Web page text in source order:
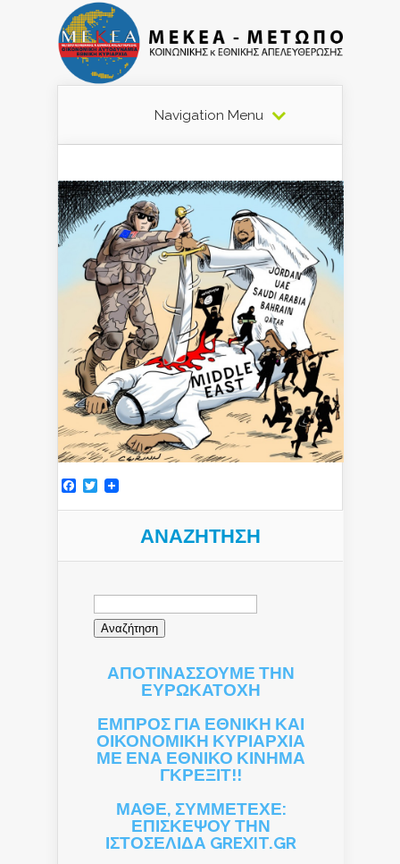
Navigation Menu
Facebook
Twitter
ΑΝΑΖΉΤΗΣΗ
Αναζήτηση
ΑΠΟΤΙΝΑΣΣΟΥΜΕ ΤΗΝ
ΕΥΡΩΚΑΤΟΧΗ
ΕΜΠΡΟΣ ΓΙΑ ΕΘΝΙΚΗ ΚΑΙ
ΟΙΚΟΝΟΜΙΚΗ ΚΥΡΙΑΡΧΙΑ
ΜΕ ΕΝΑ ΕΘΝΙΚΟ ΚΙΝΗΜΑ
ΓΚΡΕΞΙΤ!!
ΜΑΘΕ, ΣΥΜΜΕΤΕΧΕ:
ΕΠΙΣΚΕΨΟΥ ΤΗΝ
ΙΣΤΟΣΕΛΙΔΑ GREXIT.GR